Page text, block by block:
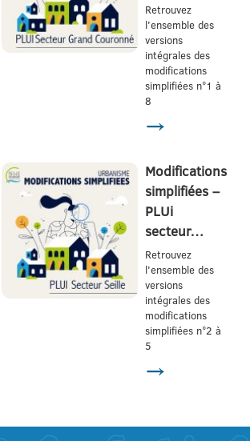
Retrouvez
l'ensemble des
versions
intégrales des
modifications
simplifiées n°1 à
8
→
Modifications
simplifiées –
PLUi
secteur…
Retrouvez
l'ensemble des
versions
intégrales des
modifications
simplifiées n°2 à
5
→